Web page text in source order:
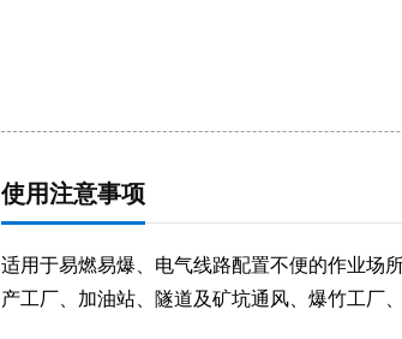
使用注意事项
适用于易燃易爆、电气线路配置不便的作业场
产工厂、加油站、隧道及矿坑通风、爆竹工厂